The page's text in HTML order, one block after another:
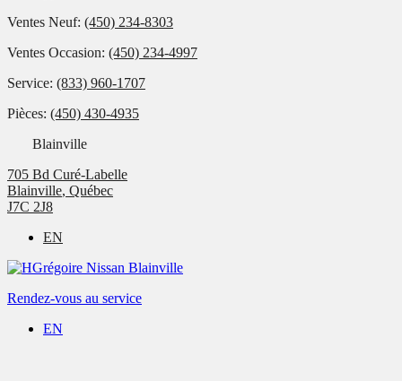
Ventes Neuf: (450) 234-8303
Ventes Occasion: (450) 234-4997
Service: (833) 960-1707
Pièces: (450) 430-4935
Blainville
705 Bd Curé-Labelle
Blainville, Québec
J7C 2J8
EN
Rendez-vous au service
EN